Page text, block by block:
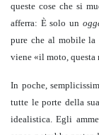
queste cose che si
afferra: È solo un
pure che al mobile la
viene «il moto, questa
In poche,
tutte le porte della
idealistica. Egli